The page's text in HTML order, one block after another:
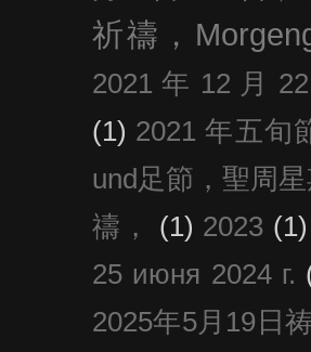
祈禱，
2021 年 12 月
(1) 2021 年五旬
und足節，聖周星
禱，
(1) 2023 (1)
25 июня 2024 г.
2025年5月19日